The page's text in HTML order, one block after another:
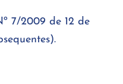
7/2009 de 12 de